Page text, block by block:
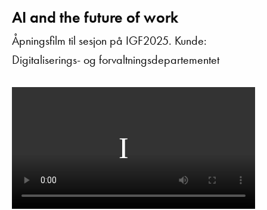
AI and the future of work
Åpningsfilm til sesjon på IGF2025. Kunde:
Digitaliserings- og forvaltningsdepartementet